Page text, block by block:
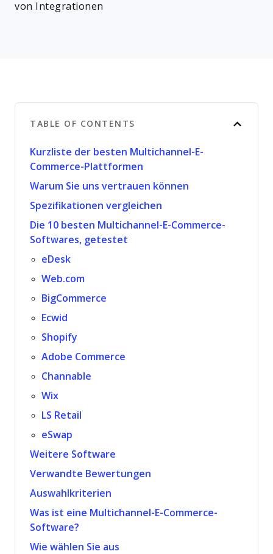
von Integrationen
TABLE OF CONTENTS
Kurzliste der besten Multichannel-E-
Commerce-Plattformen
Warum Sie uns vertrauen können
Spezifikationen vergleichen
Die 10 besten Multichannel-E-Commerce-
Softwares, getestet
eDesk
Web.com
BigCommerce
Ecwid
Shopify
Adobe Commerce
Channable
Wix
LS Retail
eSwap
Weitere Software
Verwandte Bewertungen
Auswahlkriterien
Was ist eine Multichannel-E-Commerce-
Software?
Wie wählen Sie aus